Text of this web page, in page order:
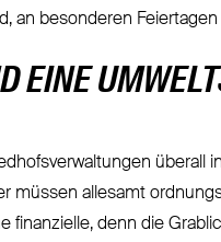
an besonderen
EINE
überall
müssen allesamt
finanzielle, denn die